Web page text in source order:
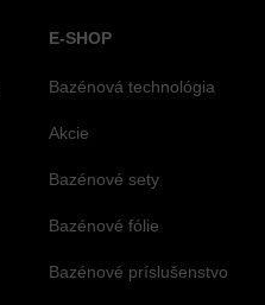
E-SHOP
Bazénová technológia
Akcie
Bazénové sety
Bazénové fólie
Bazénové príslušenstvo